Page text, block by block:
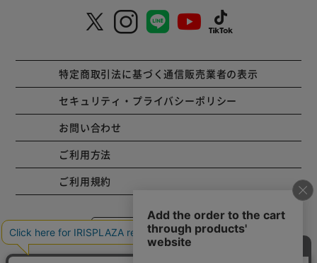
特定商取引法に基づく通信販売業者の表示
セキュリティ・プライバシーポリシー
お問い合わせ
ご利用方法
ご利用規約
コーポレートサイト